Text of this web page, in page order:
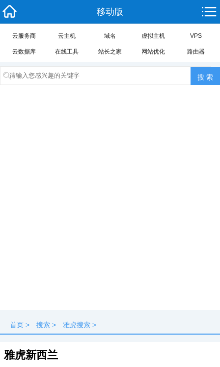
移动版
云服务商 云主机 域名 虚拟主机 VPS
云数据库 在线工具 站长之家 网站优化 路由器
首页 > 搜索 > 雅虎搜索 >
雅虎新西兰